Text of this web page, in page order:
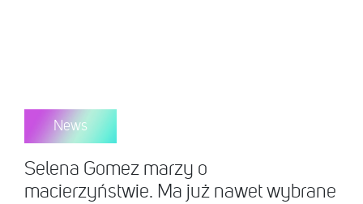
News
Selena Gomez marzy o
macierzyństwie. Ma już nawet wybrane